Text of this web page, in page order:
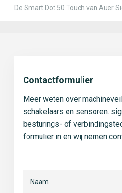
De Smart Dot 50 Touch van Auer
Contactformulier
Meer weten over
schakelaars en sensoren,
besturings- of
formulier in en wij nemen